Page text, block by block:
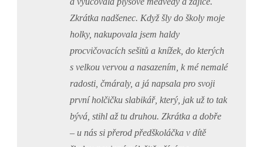
Zkrátka nadšenec. Když šly do školy moje
holky, nakupovala jsem haldy
procvičovacích sešitů a knížek, do kterých
s velkou vervou a nasazením, k mé nemalé
radosti, čmáraly, a já napsala pro svoji
první holčičku slabikář, který, jak už to tak
bývá, stihl až tu druhou. Zkrátka a dobře
– u nás si přerod předškoláčka v dítě